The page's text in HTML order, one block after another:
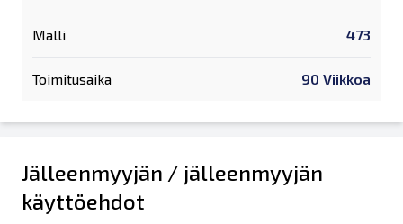
Malli 473
Toimitusaika 90 Viikkoa
Jälleenmyyjän / jälleenmyyjän
käyttöehdot